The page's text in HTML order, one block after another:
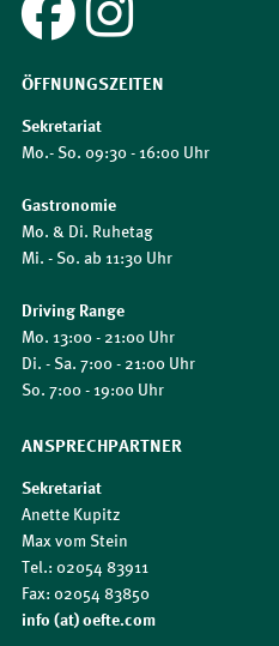
ÖFFNUNGSZEITEN
Sekretariat
Mo.- So. 09:30 - 16:00 Uhr
Gastronomie
Mo. & Di. Ruhetag
Mi. - So. ab 11:30 Uhr
Driving Range
Mo. 13:00 - 21:00 Uhr
Di. - Sa. 7:00 - 21:00 Uhr
So. 7:00 - 19:00 Uhr
ANSPRECHPARTNER
Sekretariat
Anette Kupitz
Max vom Stein
Tel.: 02054 83911
Fax: 02054 83850
info (at) oefte.com